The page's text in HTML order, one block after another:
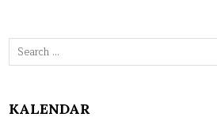
Search
for:
KALENDAR